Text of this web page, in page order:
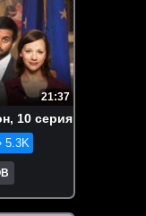
21:37
10 серия
5.3K